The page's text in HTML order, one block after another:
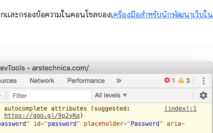
ะกรองข้อความในคอนโซลของเครื่องมือสำหรับนักพัฒนาเว็บใน